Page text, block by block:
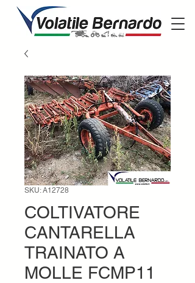
SKU: A12728
COLTIVATORE
CANTARELLA
TRAINATO A
MOLLE FCMP11